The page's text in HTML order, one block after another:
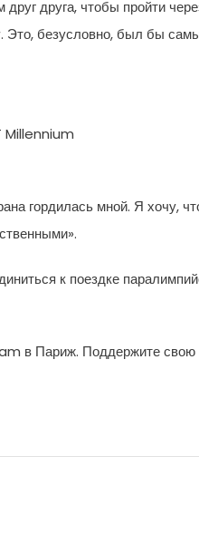
друга, чтобы пройти
Это, безусловно, был бы
Millennium
гордилась мной. Я хочу,
к поездке
в Париж. Поддержите